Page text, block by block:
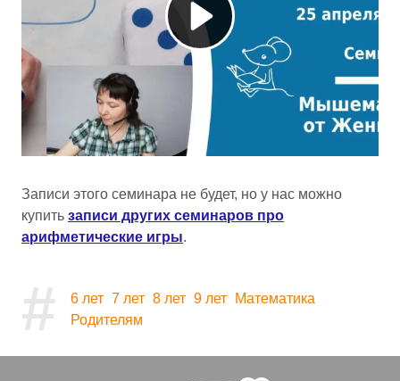
Записи этого семинара не будет, но у нас можно
купить записи других семинаров про
арифметические игры.
# 6 лет 7 лет 8 лет 9 лет
Математика
Родителям